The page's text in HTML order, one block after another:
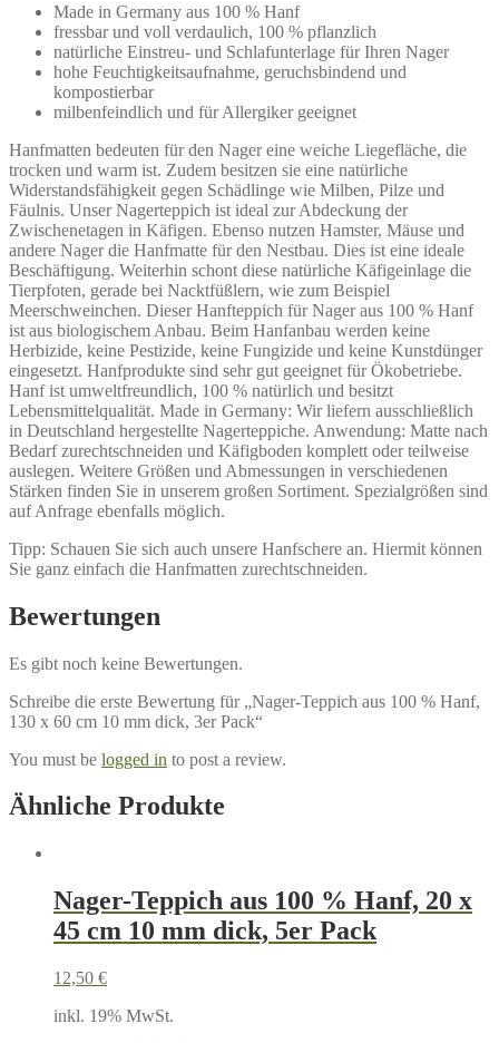
Made in Germany aus 100 % Hanf
fressbar und voll verdaulich, 100 % pflanzlich
natürliche Einstreu- und Schlafunterlage für Ihren Nager
hohe Feuchtigkeitsaufnahme, geruchsbindend und
kompostierbar
milbenfeindlich und für Allergiker geeignet
Hanfmatten bedeuten für den Nager eine weiche Liegefläche, die
trocken und warm ist. Zudem besitzen sie eine natürliche
Widerstandsfähigkeit gegen Schädlinge wie Milben, Pilze und
Fäulnis. Unser Nagerteppich ist ideal zur Abdeckung der
Zwischenetagen in Käfigen. Ebenso nutzen Hamster, Mäuse und
andere Nager die Hanfmatte für den Nestbau. Dies ist eine ideale
Beschäftigung. Weiterhin schont diese natürliche Käfigeinlage die
Tierpfoten, gerade bei Nacktfüßlern, wie zum Beispiel
Meerschweinchen. Dieser Hanfteppich für Nager aus 100 % Hanf
ist aus biologischem Anbau. Beim Hanfanbau werden keine
Herbizide, keine Pestizide, keine Fungizide und keine Kunstdünger
eingesetzt. Hanfprodukte sind sehr gut geeignet für Ökobetriebe.
Hanf ist umweltfreundlich, 100 % natürlich und besitzt
Lebensmittelqualität. Made in Germany: Wir liefern ausschließlich
in Deutschland hergestellte Nagerteppiche. Anwendung: Matte nach
Bedarf zurechtschneiden und Käfigboden komplett oder teilweise
auslegen. Weitere Größen und Abmessungen in verschiedenen
Stärken finden Sie in unserem großen Sortiment. Spezialgrößen sind
auf Anfrage ebenfalls möglich.
Tipp: Schauen Sie sich auch unsere Hanfschere an. Hiermit können
Sie ganz einfach die Hanfmatten zurechtschneiden.
Bewertungen
Es gibt noch keine Bewertungen.
Schreibe die erste Bewertung für „Nager-Teppich aus 100 % Hanf,
130 x 60 cm 10 mm dick, 3er Pack“
You must be logged in to post a review.
Ähnliche Produkte
Nager-Teppich aus 100 % Hanf, 20 x
45 cm 10 mm dick, 5er Pack
12,50 €
inkl. 19% MwSt.